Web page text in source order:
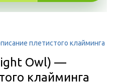
плетистого клайминга
Owl) —
клайминга